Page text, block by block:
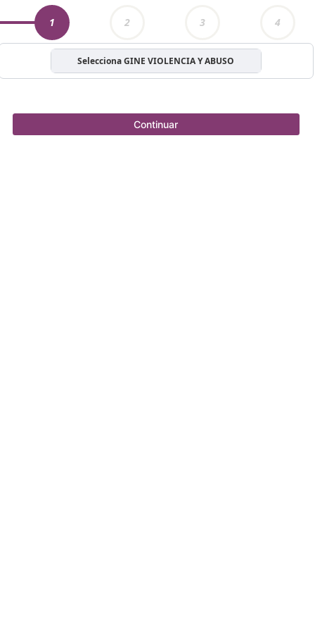
1 2 3 4
Selecciona GINE VIOLENCIA Y ABUSO
Continuar